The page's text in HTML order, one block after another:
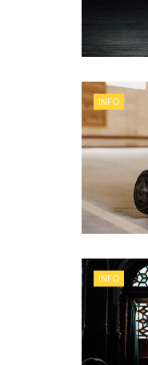
INFO
INFO